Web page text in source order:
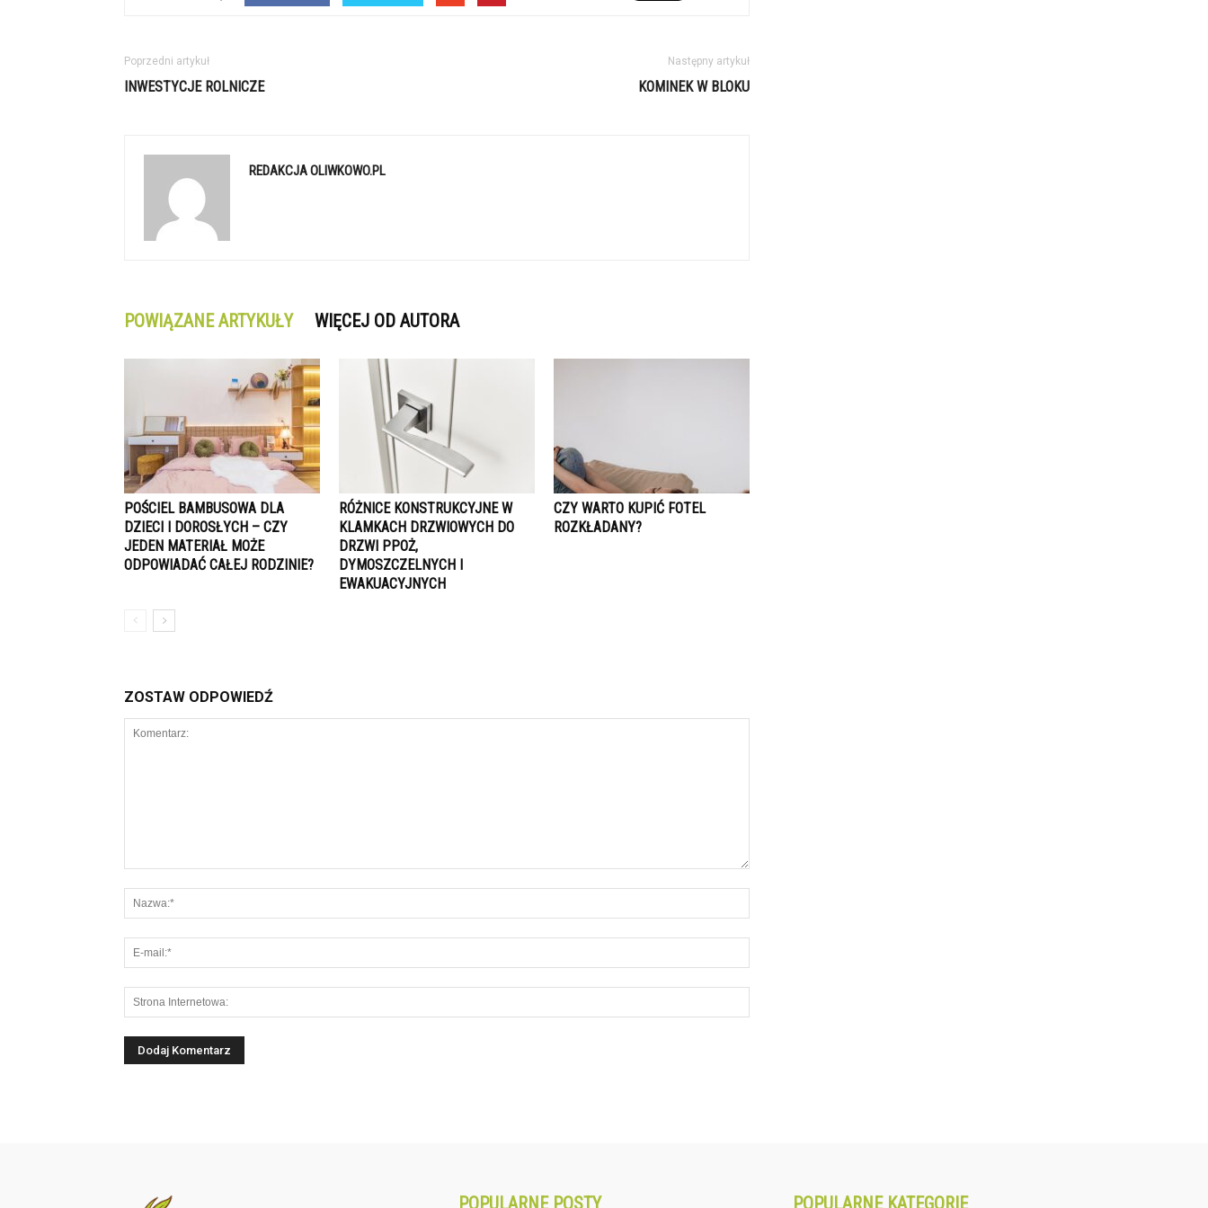
Poprzedni artykuł
INWESTYCJE ROLNICZE
Następny artykuł
KOMINEK W BLOKU
REDAKCJA OLIWKOWO.PL
POWIĄZANE ARTYKUŁY WIĘCEJ OD AUTORA
POŚCIEL BAMBUSOWA DLA
DZIECI I DOROSŁYCH – CZY
JEDEN MATERIAŁ MOŻE
ODPOWIADAĆ CAŁEJ RODZINIE?
RÓŻNICE KONSTRUKCYJNE W
KLAMKACH DRZWIOWYCH DO
DRZWI PPOŻ,
DYMOSZCZELNYCH I
EWAKUACYJNYCH
CZY WARTO KUPIĆ FOTEL
ROZKŁADANY?
ZOSTAW ODPOWIEDŹ
POPULARNE POSTY POPULARNE KATEGORIE